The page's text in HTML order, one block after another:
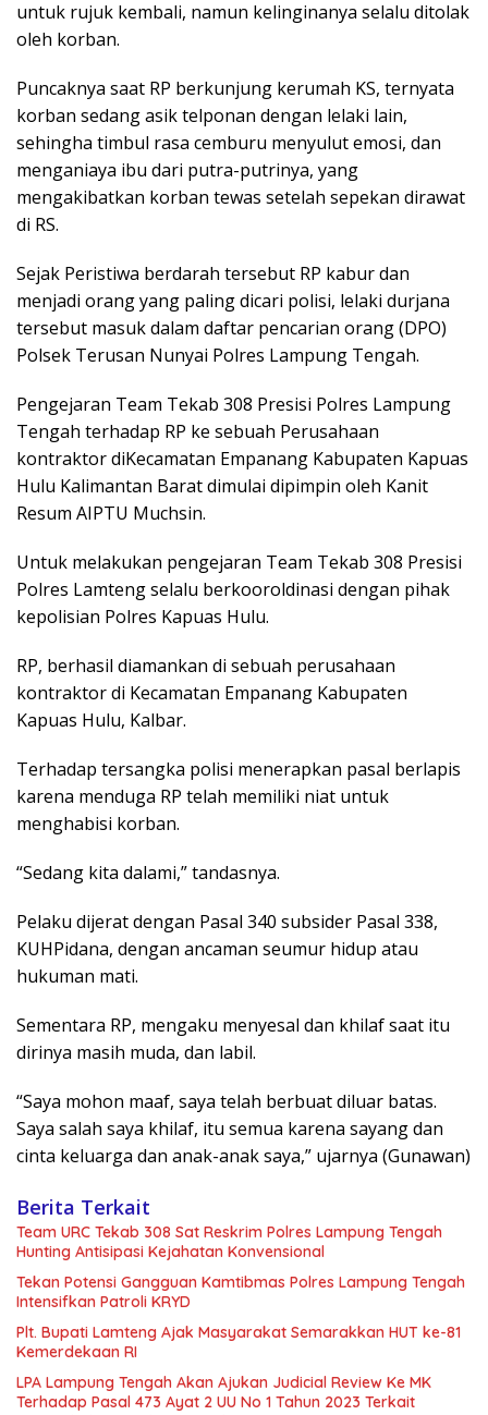
untuk rujuk kembali, namun kelinginanya selalu ditolak
oleh korban.
Puncaknya saat RP berkunjung kerumah KS, ternyata
korban sedang asik telponan dengan lelaki lain,
sehingha timbul rasa cemburu menyulut emosi, dan
menganiaya ibu dari putra-putrinya, yang
mengakibatkan korban tewas setelah sepekan dirawat
di RS.
Sejak Peristiwa berdarah tersebut RP kabur dan
menjadi orang yang paling dicari polisi, lelaki durjana
tersebut masuk dalam daftar pencarian orang (DPO)
Polsek Terusan Nunyai Polres Lampung Tengah.
Pengejaran Team Tekab 308 Presisi Polres Lampung
Tengah terhadap RP ke sebuah Perusahaan
kontraktor diKecamatan Empanang Kabupaten Kapuas
Hulu Kalimantan Barat dimulai dipimpin oleh Kanit
Resum AIPTU Muchsin.
Untuk melakukan pengejaran Team Tekab 308 Presisi
Polres Lamteng selalu berkooroldinasi dengan pihak
kepolisian Polres Kapuas Hulu.
RP, berhasil diamankan di sebuah perusahaan
kontraktor di Kecamatan Empanang Kabupaten
Kapuas Hulu, Kalbar.
Terhadap tersangka polisi menerapkan pasal berlapis
karena menduga RP telah memiliki niat untuk
menghabisi korban.
“Sedang kita dalami,” tandasnya.
Pelaku dijerat dengan Pasal 340 subsider Pasal 338,
KUHPidana, dengan ancaman seumur hidup atau
hukuman mati.
Sementara RP, mengaku menyesal dan khilaf saat itu
dirinya masih muda, dan labil.
“Saya mohon maaf, saya telah berbuat diluar batas.
Saya salah saya khilaf, itu semua karena sayang dan
cinta keluarga dan anak-anak saya,” ujarnya (Gunawan)
Berita Terkait
Team URC Tekab 308 Sat Reskrim Polres Lampung Tengah
Hunting Antisipasi Kejahatan Konvensional
Tekan Potensi Gangguan Kamtibmas Polres Lampung Tengah
Intensifkan Patroli KRYD
Plt. Bupati Lamteng Ajak Masyarakat Semarakkan HUT ke-81
Kemerdekaan RI
LPA Lampung Tengah Akan Ajukan Judicial Review Ke MK
Terhadap Pasal 473 Ayat 2 UU No 1 Tahun 2023 Terkait